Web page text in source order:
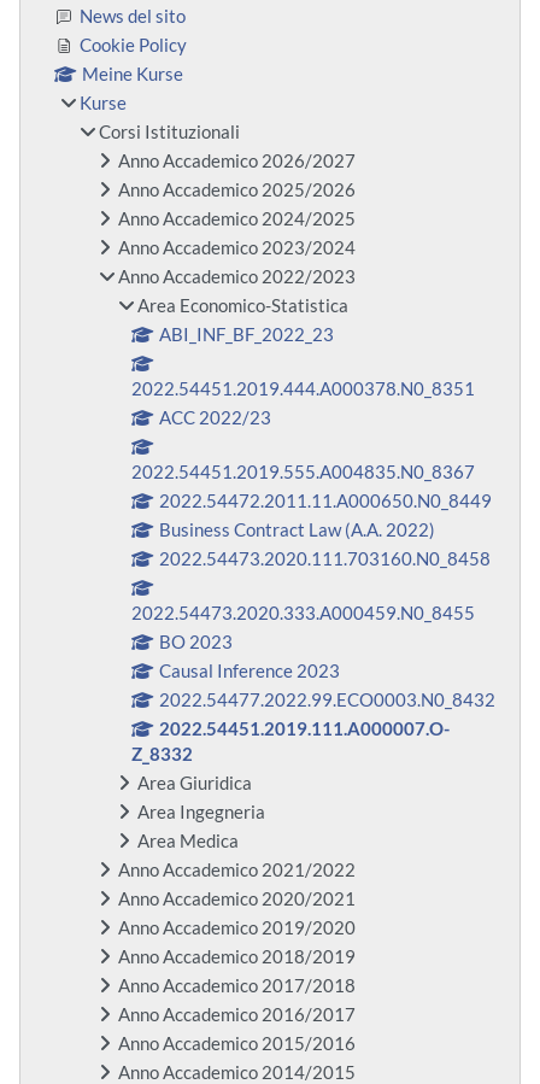
News del sito
Cookie Policy
Meine Kurse
Kurse
Corsi Istituzionali
Anno Accademico 2026/2027
Anno Accademico 2025/2026
Anno Accademico 2024/2025
Anno Accademico 2023/2024
Anno Accademico 2022/2023
Area Economico-Statistica
ABI_INF_BF_2022_23
2022.54451.2019.444.A000378.N0_8351
ACC 2022/23
2022.54451.2019.555.A004835.N0_8367
2022.54472.2011.11.A000650.N0_8449
Business Contract Law (A.A. 2022)
2022.54473.2020.111.703160.N0_8458
2022.54473.2020.333.A000459.N0_8455
BO 2023
Causal Inference 2023
2022.54477.2022.99.ECO0003.N0_8432
2022.54451.2019.111.A000007.O-
Z_8332
Area Giuridica
Area Ingegneria
Area Medica
Anno Accademico 2021/2022
Anno Accademico 2020/2021
Anno Accademico 2019/2020
Anno Accademico 2018/2019
Anno Accademico 2017/2018
Anno Accademico 2016/2017
Anno Accademico 2015/2016
Anno Accademico 2014/2015